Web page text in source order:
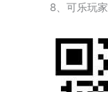
8、可乐玩家